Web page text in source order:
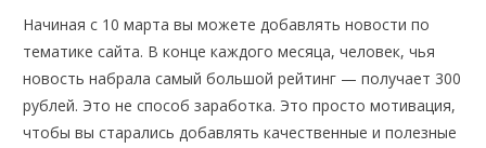
Начиная с 10 марта вы можете добавлять новости по
тематике сайта. В конце каждого месяца, человек, чья
новость набрала самый большой рейтинг — получает 300
рублей. Это не способ заработка. Это просто мотивация,
чтобы вы старались добавлять качественные и полезные